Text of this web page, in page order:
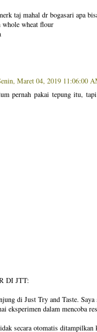
taj mahal dr bogasari apa
wheat flour
Maret 04, 2019 11:06:00
pernah pakai tepung itu,
DI JTT:
di Just Try and Taste. Saya
eksperimen dalam mencoba
secara otomatis ditampilkan